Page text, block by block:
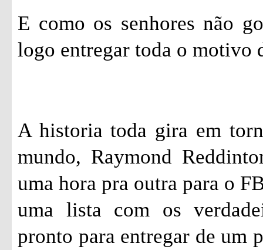
E como os senhores não
logo entregar toda o motivo
A historia toda gira em
mundo, Raymond
uma hora pra outra para o
uma lista com os
pronto para entregar de um